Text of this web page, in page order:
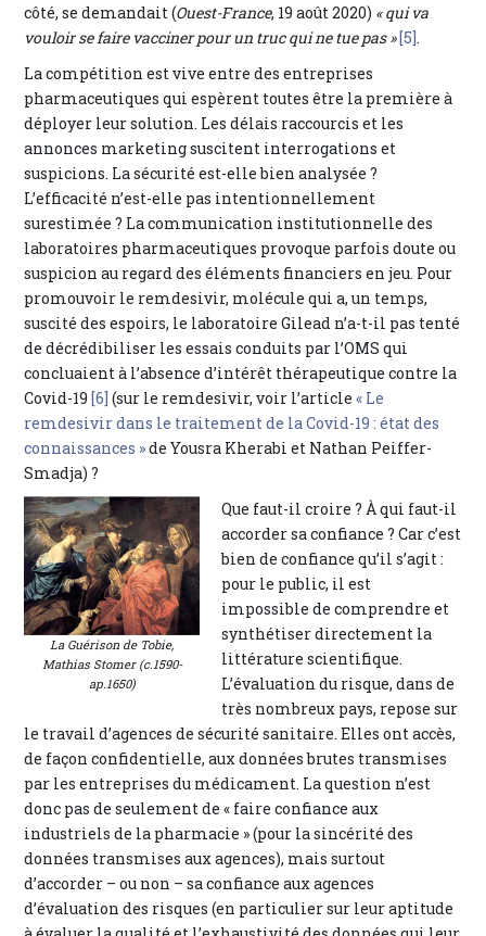
côté, se demandait (Ouest-France, 19 août 2020) « qui va
vouloir se faire vacciner pour un truc qui ne tue pas »[5].
La compétition est vive entre des entreprises
pharmaceutiques qui espèrent toutes être la première à
déployer leur solution. Les délais raccourcis et les
annonces marketing suscitent interrogations et
suspicions. La sécurité est-elle bien analysée ?
L’efficacité n’est-elle pas intentionnellement
surestimée ? La communication institutionnelle des
laboratoires pharmaceutiques provoque parfois doute ou
suspicion au regard des éléments financiers en jeu. Pour
promouvoir le remdesivir, molécule qui a, un temps,
suscité des espoirs, le laboratoire Gilead n’a-t-il pas tenté
de décrédibiliser les essais conduits par l’OMS qui
concluaient à l’absence d’intérêt thérapeutique contre la
Covid-19[6] (sur le remdesivir, voir l’article« Le
remdesivir dans le traitement de la Covid-19 : état des
connaissances »de Yousra Kherabi et Nathan Peiffer-
Smadja) ?
La Guérison de Tobie,
Mathias Stomer (c.1590-
ap.1650)
Que faut-il croire ? À qui faut-il
accorder sa confiance ? Car c’est
bien de confiance qu’il s’agit :
pour le public, il est
impossible de comprendre et
synthétiser directement la
littérature scientifique.
L’évaluation du risque, dans de
très nombreux pays, repose sur
le travail d’agences de sécurité sanitaire. Elles ont accès,
de façon confidentielle, aux données brutes transmises
par les entreprises du médicament. La question n’est
donc pas de seulement de « faire confiance aux
industriels de la pharmacie » (pour la sincérité des
données transmises aux agences), mais surtout
d’accorder – ou non – sa confiance aux agences
d’évaluation des risques (en particulier sur leur aptitude